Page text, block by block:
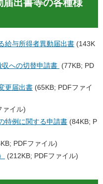
出書等の各種様
給与所得者異動届出書 (143K
への切替申請書 (77KB; PD
更届出書 (65KB; PDFファイ
ァイル)
特例に関する申請書 (84KB; P
PDFファイル)
(212KB; PDFファイル)